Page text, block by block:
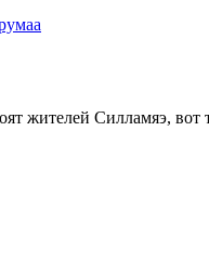
жителей Силламяэ, вот